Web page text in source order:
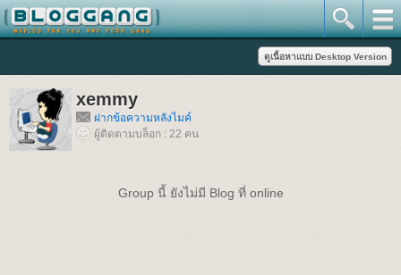
xemmy
ฝากข้อความหลังไมค์
ผู้ติดตามบล็อก : 22 คน
Group นี้ ยังไม่มี Blog ที่ online